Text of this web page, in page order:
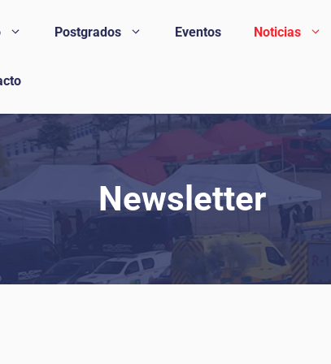
Postgrados Eventos Noticias
Newsletter